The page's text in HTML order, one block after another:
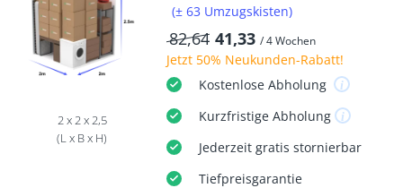
2 x 2 x 2,5
(L x B x H)
(± 63 Umzugskisten)
82,64 41,33 / 4 Wochen
Jetzt 50% Neukunden-Rabatt!
KostenloseAbholung
KurzfristigeAbholung
Jederzeit gratis stornierbar
Tiefpreisgarantie